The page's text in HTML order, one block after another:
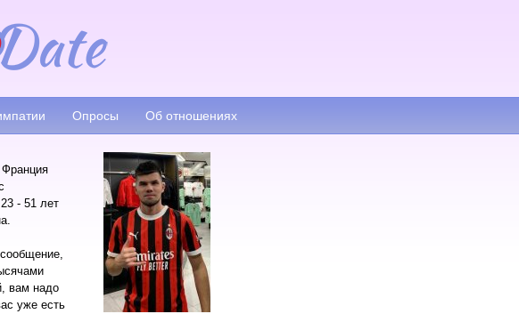
Опросы Об отношениях
Франция
- 51 лет
вам надо
уже есть